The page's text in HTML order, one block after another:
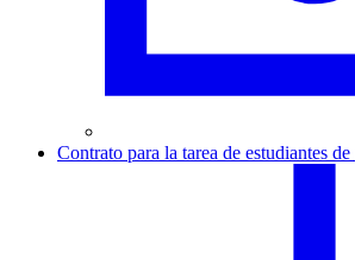
Contrato para la tarea de estudiantes